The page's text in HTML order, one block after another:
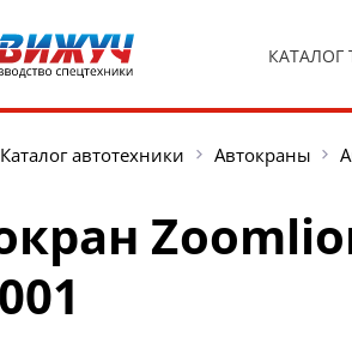
КАТАЛОГ
Каталог автотехники Автокраны